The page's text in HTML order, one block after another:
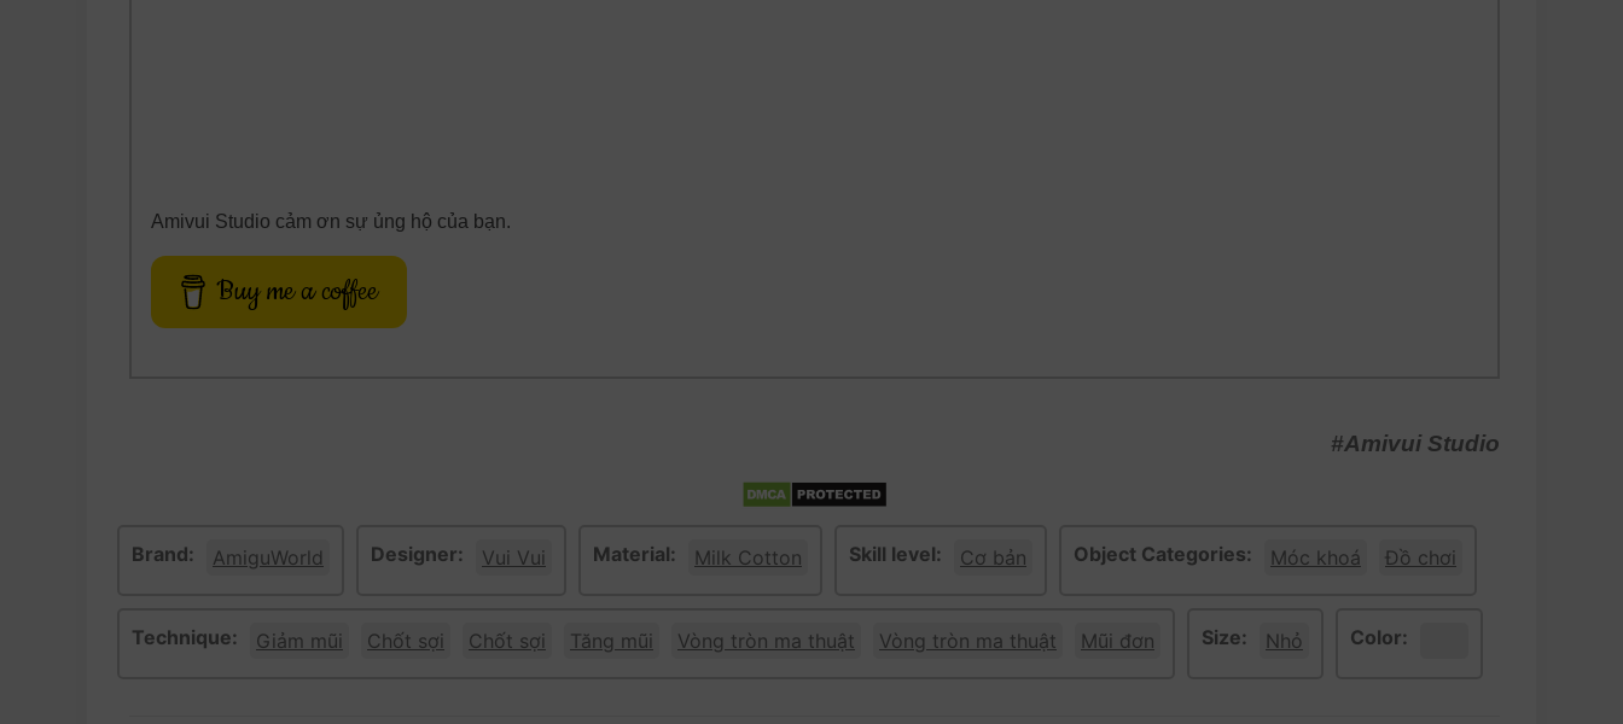
Amivui Studio cảm ơn sự ủng hộ của bạn.
Buy me a coffee
#Amivui Studio
Brand: AmiguWorld Designer: Vui Vui Material: Milk Cotton Skill level: Cơ bản Object Categories: Móc khoá Đồ chơi
Technique: Giảm mũi Chốt sợi Chốt sợi Tăng mũi Vòng tròn ma thuật Vòng tròn ma thuật Mũi đơn Size: Nhỏ Color: